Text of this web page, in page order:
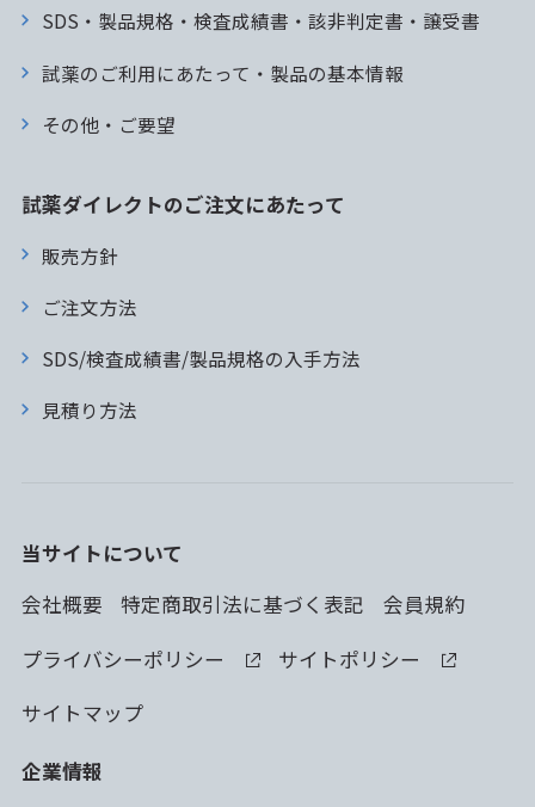
SDS・製品規格・検査成績書・該非判定書・譲受書
試薬のご利用にあたって・製品の基本情報
その他・ご要望
試薬ダイレクトのご注文にあたって
販売方針
ご注文方法
SDS/検査成績書/製品規格の入手方法
見積り方法
当サイトについて
会社概要
特定商取引法に基づく表記
会員規約
プライバシーポリシー
サイトポリシー
サイトマップ
企業情報